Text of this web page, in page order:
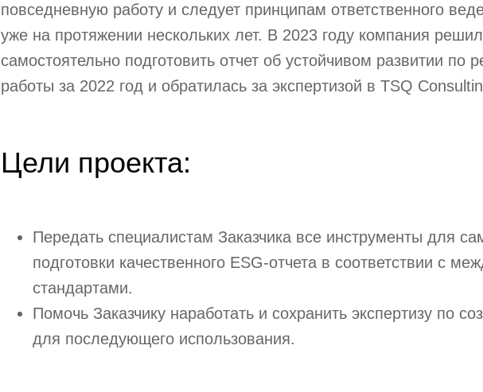
повседневную работу и следует принципам ответственного
уже на протяжении нескольких лет. В 2023 году компания
самостоятельно подготовить отчет об устойчивом развитии по
работы за 2022 год и обратилась за экспертизой в TSQ
Цели проекта:
Передать специалистам Заказчика все инструменты для
подготовки качественного ESG-отчета в соответствии с
стандартами.
Помочь Заказчику наработать и сохранить экспертизу по
для последующего использования.